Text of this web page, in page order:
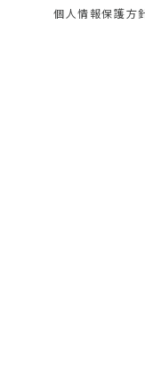
個人情報保護方